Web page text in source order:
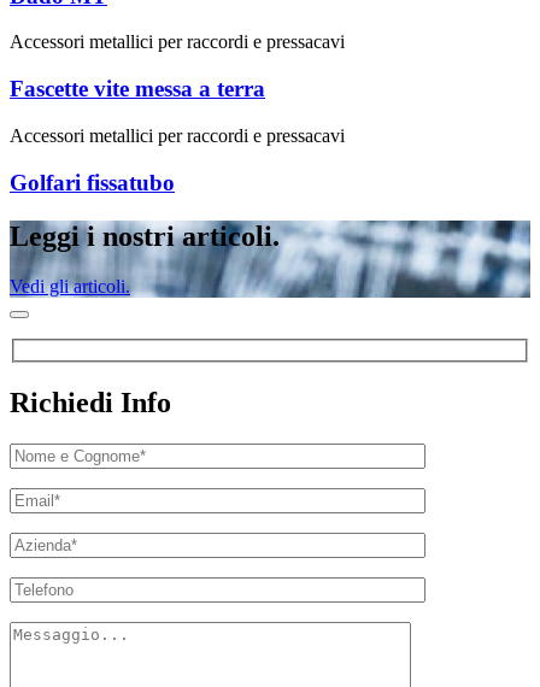
Accessori metallici per raccordi e pressacavi
Fascette vite messa a terra
Accessori metallici per raccordi e pressacavi
Golfari fissatubo
Leggi i nostri articoli.
Vedi gli articoli.
Richiedi Info